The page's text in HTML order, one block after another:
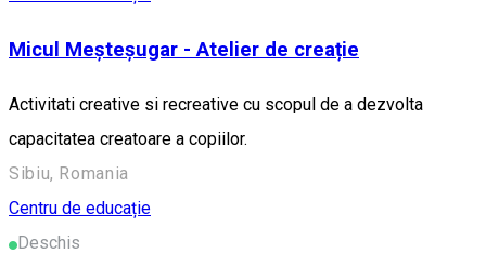
Micul Meșteșugar - Atelier de creație
Activitati creative si recreative cu scopul de a dezvolta
capacitatea creatoare a copiilor.
Sibiu, Romania
Centru de educație
Deschis